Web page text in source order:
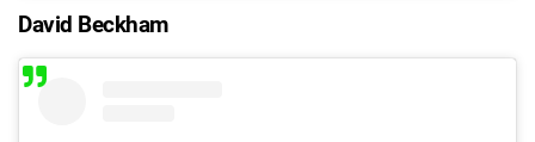
David Beckham